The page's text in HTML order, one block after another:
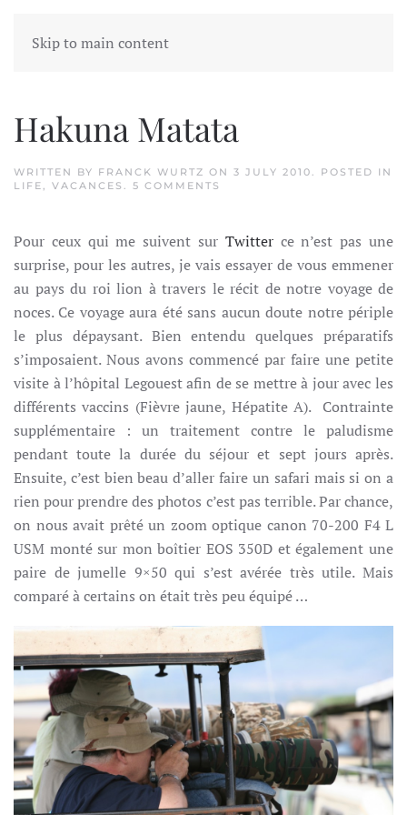
Skip to main content
Tag:Honey moon
Hakuna Matata
WRITTEN BY FRANCK WURTZ ON 3 JULY 2010. POSTED IN
LIFE, VACANCES . 5 COMMENTS
Pour ceux qui me suivent sur Twitterce n’est pas une
surprise, pour les autres, je vais essayer de vous emmener
au pays du roi lion à travers le récit de notre voyage de
noces. Ce voyage aura été sans aucun doute notre périple
le plus dépaysant. Bien entendu quelques préparatifs
s’imposaient. Nous avons commencé par faire une petite
visite à l’hôpital Legouest afin de se mettre à jour avec les
différents vaccins (Fièvre jaune, Hépatite A). Contrainte
supplémentaire : un traitement contre le paludisme
pendant toute la durée du séjour et sept jours après.
Ensuite, c’est bien beau d’aller faire un safari mais si on a
rien pour prendre des photos c’est pas terrible. Par chance,
on nous avait prêté un zoom optique canon 70-200 F4 L
USM monté sur mon boîtier EOS 350D et également une
paire de jumelle 9×50 qui s’est avérée très utile. Mais
comparé à certains on était très peu équipé …